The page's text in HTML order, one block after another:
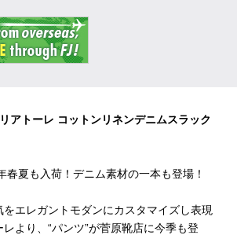
アトーレ コットンリネンデニムスラック
春夏も入荷！デニム素材の一本も登場！
エレガントモダンにカスタマイズし表現
より、“パンツ”が菅原靴店に今季も登